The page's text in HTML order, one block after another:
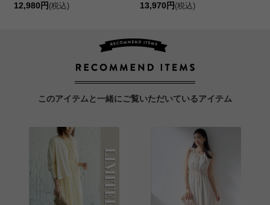
12,980円 (税込) 13,970円 (税込)
このアイテムと一緒にご覧いただいているアイテム